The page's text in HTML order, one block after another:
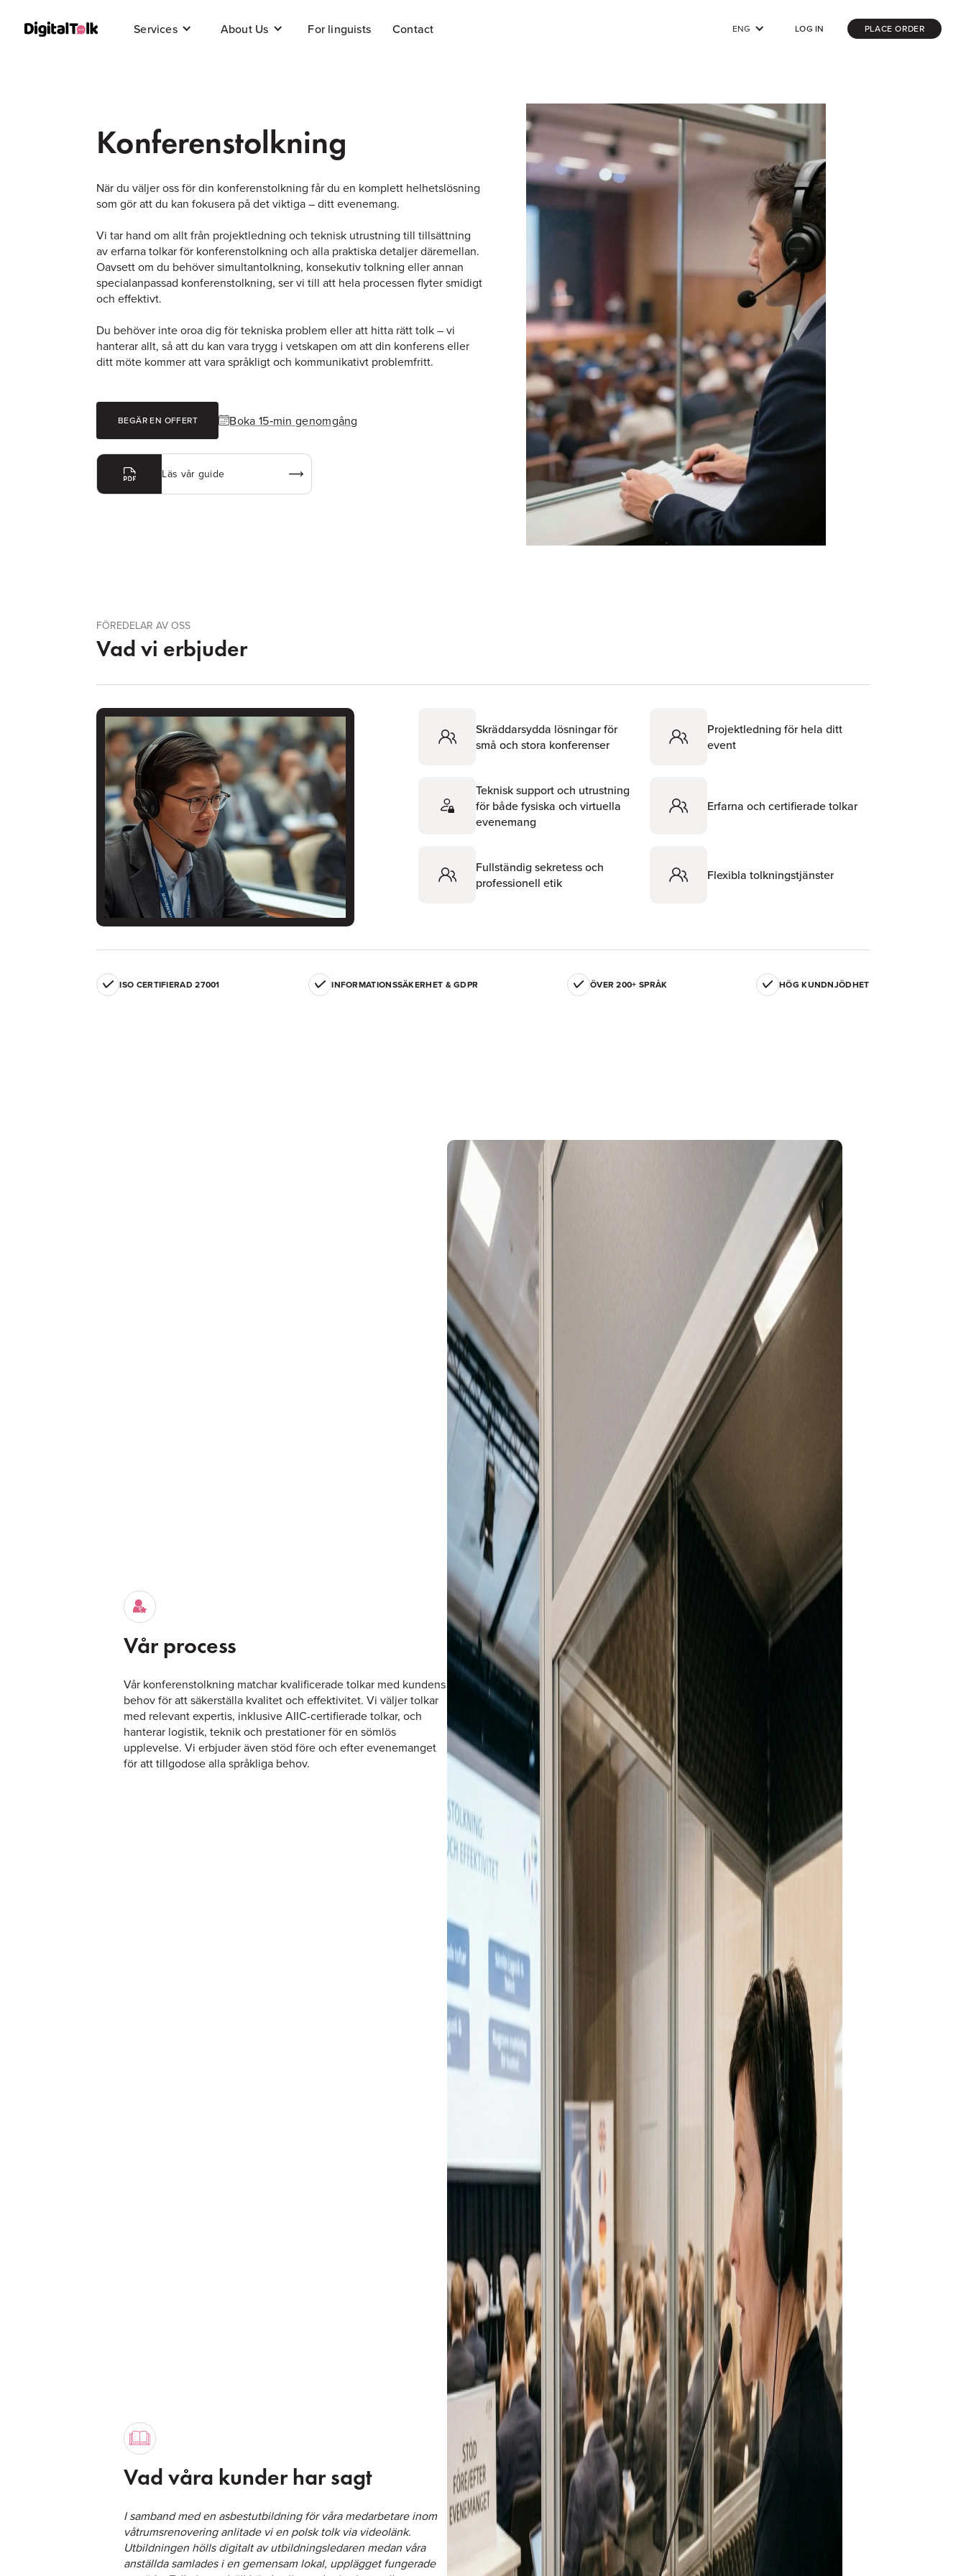
Services About Us For linguists Contact ENG LOG IN PLACE ORDER
Konferenstolkning
När du väljer oss för din konferenstolkning får du en komplett helhetslösning
som gör att du kan fokusera på det viktiga – ditt evenemang.
Vi tar hand om allt från projektledning och teknisk utrustning till tillsättning
av erfarna tolkar för konferenstolkning och alla praktiska detaljer däremellan.
Oavsett om du behöver simultantolkning, konsekutiv tolkning eller annan
specialanpassad konferenstolkning, ser vi till att hela processen flyter smidigt
och effektivt.
Du behöver inte oroa dig för tekniska problem eller att hitta rätt tolk – vi
hanterar allt, så att du kan vara trygg i vetskapen om att din konferens eller
ditt möte kommer att vara språkligt och kommunikativt problemfritt.
BEGÄR EN OFFERT Boka 15‑min genomgång
Läs vår guide
FÖREDELAR AV OSS
Vad vi erbjuder
Skräddarsydda lösningar för
små och stora konferenser
Projektledning för hela ditt
event
Teknisk support och utrustning
för både fysiska och virtuella
evenemang
Erfarna och certifierade tolkar
Fullständig sekretess och
professionell etik
Flexibla tolkningstjänster
ISO CERTIFIERAD 27001 INFORMATIONSSÄKERHET & GDPR ÖVER 200+ SPRÅK HÖG KUNDNJÖDHET
Vår process
Vår konferenstolkning matchar kvalificerade tolkar med kundens
behov för att säkerställa kvalitet och effektivitet. Vi väljer tolkar
med relevant expertis, inklusive AIIC-certifierade tolkar, och
hanterar logistik, teknik och prestationer för en sömlös
upplevelse. Vi erbjuder även stöd före och efter evenemanget
för att tillgodose alla språkliga behov.
Vad våra kunder har sagt
I samband med en asbestutbildning för våra medarbetare inom
våtrumsrenovering anlitade vi en polsk tolk via videolänk.
Utbildningen hölls digitalt av utbildningsledaren medan våra
anställda samlades i en gemensam lokal, upplägget fungerade